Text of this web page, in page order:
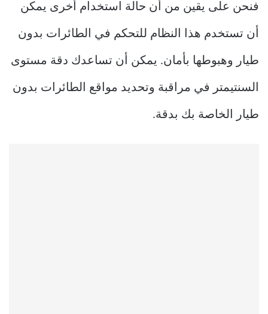
فنحن على يقين من أن حالة استخدام أخرى يمكن
أن تستخدم هذا النظام للتحكم في الطائرات بدون
طيار وهبوطها بأمان. يمكن أن تساعدك دقة مستوى
السنتيمتر في مراقبة وتحديد مواقع الطائرات بدون
طيار الخاصة بك بدقة.